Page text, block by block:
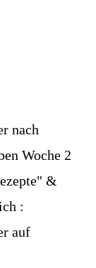
nach
Woche 2
&
:
auf